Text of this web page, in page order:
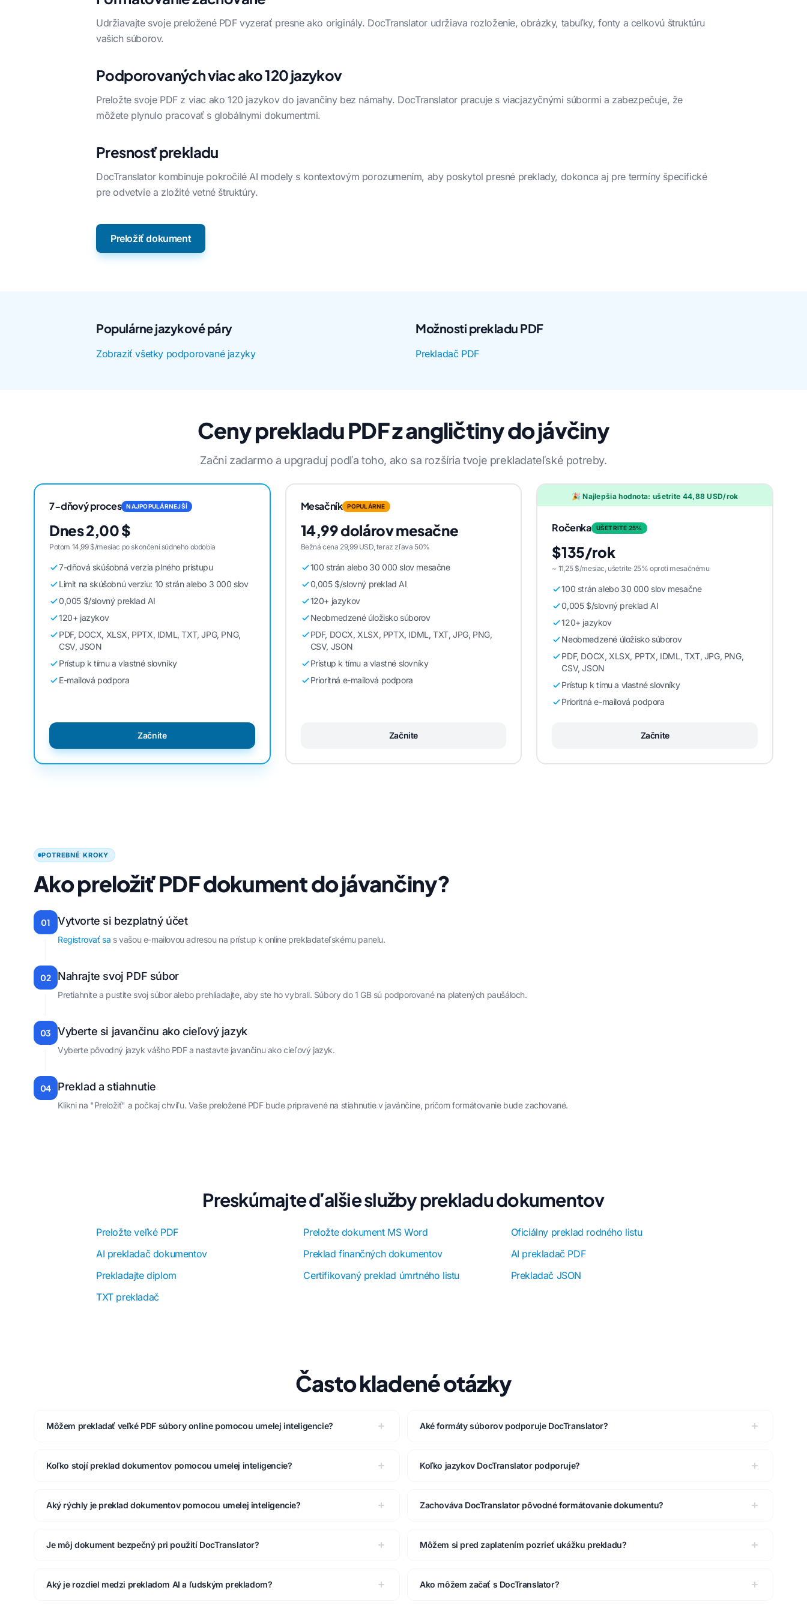
Udržiavajte svoje preložené PDF vyzerať presne ako originály. DocTranslator udržiava rozloženie, obrázky, tabuľky, fonty a celkovú štruktúru
vašich súborov.
Podporovaných viac ako 120 jazykov
Preložte svoje PDF z viac ako 120 jazykov do javančiny bez námahy. DocTranslator pracuje s viacjazyčnými súbormi a zabezpečuje, že
môžete plynulo pracovať s globálnymi dokumentmi.
Presnosť prekladu
DocTranslator kombinuje pokročilé AI modely s kontextovým porozumením, aby poskytol presné preklady, dokonca aj pre termíny špecifické
pre odvetvie a zložité vetné štruktúry.
Preložiť dokument
Populárne jazykové páry
Zobraziť všetky podporované jazyky
Možnosti prekladu PDF
Prekladač PDF
Ceny prekladu PDF z angličtiny do jávčiny
Začni zadarmo a upgraduj podľa toho, ako sa rozšíria tvoje prekladateľské potreby.
7-dňový proces NAJPOPULÁRNEJŠÍ
Dnes 2,00 $
Potom 14,99 $/mesiac po skončení súdneho obdobia
7-dňová skúšobná verzia plného prístupu
Limit na skúšobnú verziu: 10 strán alebo 3 000 slov
0,005 $/slovný preklad AI
120+ jazykov
PDF, DOCX, XLSX, PPTX, IDML, TXT, JPG, PNG,
CSV, JSON
Prístup k tímu a vlastné slovníky
E-mailová podpora
Začnite
Mesačník POPULÁRNE
14,99 dolárov mesačne
Bežná cena 29,99 USD, teraz zľava 50%
100 strán alebo 30 000 slov mesačne
0,005 $/slovný preklad AI
120+ jazykov
Neobmedzené úložisko súborov
PDF, DOCX, XLSX, PPTX, IDML, TXT, JPG, PNG,
CSV, JSON
Prístup k tímu a vlastné slovníky
Prioritná e-mailová podpora
Začnite
🎉 Najlepšia hodnota: ušetrite 44,88 USD/rok
Ročenka UŠETRITE 25%
$135/rok
~ 11,25 $/mesiac, ušetrite 25% oproti mesačnému
100 strán alebo 30 000 slov mesačne
0,005 $/slovný preklad AI
120+ jazykov
Neobmedzené úložisko súborov
PDF, DOCX, XLSX, PPTX, IDML, TXT, JPG, PNG,
CSV, JSON
Prístup k tímu a vlastné slovníky
Prioritná e-mailová podpora
Začnite
POTREBNÉ KROKY
Ako preložiť PDF dokument do jávančiny?
01 Vytvorte si bezplatný účet
Registrovať sa s vašou e-mailovou adresou na prístup k online prekladateľskému panelu.
02 Nahrajte svoj PDF súbor
Pretiahnite a pustite svoj súbor alebo prehliadajte, aby ste ho vybrali. Súbory do 1 GB sú podporované na platených paušáloch.
03 Vyberte si javančinu ako cieľový jazyk
Vyberte pôvodný jazyk vášho PDF a nastavte javančinu ako cieľový jazyk.
04 Preklad a stiahnutie
Klikni na "Preložiť" a počkaj chvíľu. Vaše preložené PDF bude pripravené na stiahnutie v javánčine, pričom formátovanie bude zachované.
Preskúmajte ďalšie služby prekladu dokumentov
Preložte veľké PDF Preložte dokument MS Word
Oficiálny preklad rodného listu
AI prekladač dokumentov
Preklad finančných dokumentov
AI prekladač PDF
Prekladajte diplom
Certifikovaný preklad úmrtného listu
Prekladač JSON
TXT prekladač
Často kladené otázky
Môžem prekladať veľké PDF súbory online pomocou umelej inteligencie? Aké formáty súborov podporuje DocTranslator?
Koľko stojí preklad dokumentov pomocou umelej inteligencie? Koľko jazykov DocTranslator podporuje?
Aký rýchly je preklad dokumentov pomocou umelej inteligencie? Zachováva DocTranslator pôvodné formátovanie dokumentu?
Je môj dokument bezpečný pri použití DocTranslator? Môžem si pred zaplatením pozrieť ukážku prekladu?
Aký je rozdiel medzi prekladom AI a ľudským prekladom? Ako môžem začať s DocTranslator?